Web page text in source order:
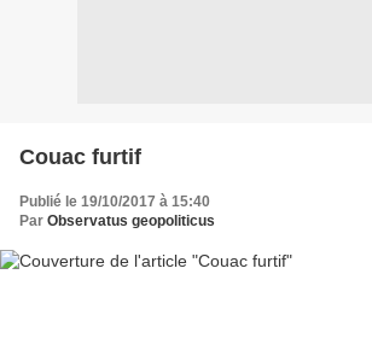
Couac furtif
Publié le 19/10/2017 à 15:40
Par Observatus geopoliticus